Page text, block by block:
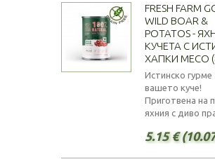
FRESH FARM
WILD BOAR &
POTATOS -
КУЧЕТА С
ХАПКИ МЕСО
Истинско гурме
вашето куче!
Приготвена на
яхния с диво
5.15 €